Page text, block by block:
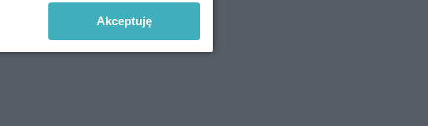
Akceptuję